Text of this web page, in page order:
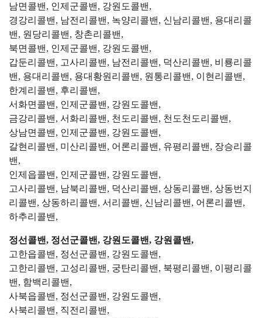
남면콜밴, 인제군콜밴, 강원도콜밴,
경강리콜밴, 남전리콜밴, 녹양리콜밴, 신남리콜밴, 용대리콜
밴, 원당리콜밴, 창촌리콜밴,
북면콜밴, 인제군콜밴, 강원도콜밴,
갑둔리콜밴, 고사리콜밴, 남전리콜밴, 덕산리콜밴, 비룡리콜
밴, 용대리콜밴, 용대황원리콜밴, 원통리콜밴, 이현리콜밴,
한계리콜밴, 후리콜밴,
서화면콜밴, 인제군콜밴, 강원도콜밴,
금강리콜밴, 서화리콜밴, 천도리콜밴, 천도천도리콜밴,
상남면콜밴, 인제군콜밴, 강원도콜밴,
갈현리콜밴, 미산리콜밴, 어론리콜밴, 유평리콜밴, 장승리콜
밴,
인제읍콜밴, 인제군콜밴, 강원도콜밴,
고사리콜밴, 남북리콜밴, 덕산리콜밴, 상동리콜밴, 상동번지
리콜밴, 상동하리콜밴, 서리콜밴, 신남리콜밴, 어론리콜밴,
하추리콜밴,
정선콜밴, 정선군콜밴, 강원도콜밴, 강원콜밴,
고한읍콜밴, 정선군콜밴, 강원도콜밴,
고한리콜밴, 고성리콜밴, 궁탄리콜밴, 북평리콜밴, 이평리콜
밴, 함백리콜밴,
사북읍콜밴, 정선군콜밴, 강원도콜밴,
사북리콜밴, 직전리콜밴,